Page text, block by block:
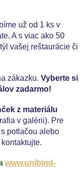
už od 1 ks v
A s viac ako 50
vašej reštaurácie či
zákazku. Vyberte si
zadarmo!
z materiálu
v galérii). Pre
potlačou alebo
www.unibind-